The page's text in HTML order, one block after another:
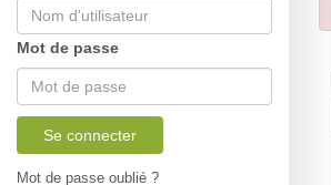
Mot de passe
Se connecter
Mot de passe oublié ?